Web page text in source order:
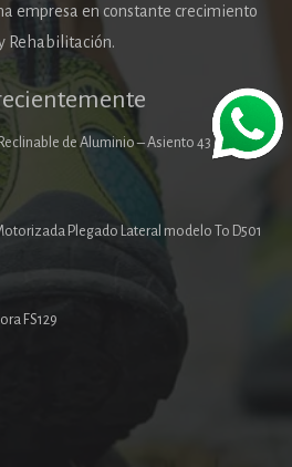
empresa en constante crecimiento
Rehabilitación.
de Aluminio – Asiento 43 cm
Plegado Lateral modelo To D501
FS129